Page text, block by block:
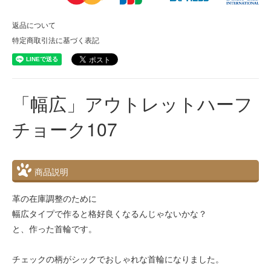
返品について
特定商取引法に基づく表記
「幅広」アウトレットハーフ
チョーク107
商品説明
革の在庫調整のために
幅広タイプで作ると格好良くなるんじゃないかな？
と、作った首輪です。
チェックの柄がシックでおしゃれな首輪になりました。